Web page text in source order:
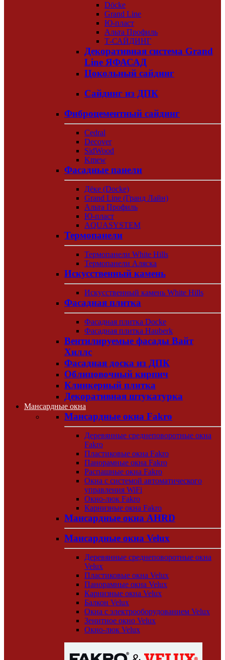
Döcke
Grand Line
Ю-пласт
Альта Профиль
Т-САЙДИНГ
Декоративная система Grand
Line ЯФАСАД
Цокольный сайдинг
Сайдинг из ДПК
Фиброцементный сайдинг
Cedral
Decover
SidWood
Kmew
Фасадные панели
Дёке (Docke)
Grand Line (Гранд Лайн)
Альта Профиль
Ю-пласт
AQUASYSTEM
Термопанели
Термопанели White Hills
Термопанели Аляска
Искусственный камень
Искусственный камень White Hills
Фасадная плитка
Фасадная плитка Docke
Фасадная плитка Hauberk
Вентилируемые фасады Вайт
Хиллс
Фасадная доска из ДПК
Облицовочный кирпич
Клинкерный плитка
Декоративная штукатурка
Мансардные окна
Мансардные окна Fakro
Деревянные среднеповоротные окна
Fakro
Пластиковые окна Fakro
Панорамные окна Fakro
Распашные окна Fakro
Окна с системой автоматического
управления WiFi
Окно-люк Fakro
Карнизные окна Fakro
Мансардные окна AHRD
Мансардные окна Velux
Деревянные среднеповоротные окна
Velux
Пластиковые окна Velux
Панорамные окна Velux
Карнизные окна Velux
Балкон Velux
Окна с электрооборудованием Velux
Зенитное окно Velux
Окно-люк Velux